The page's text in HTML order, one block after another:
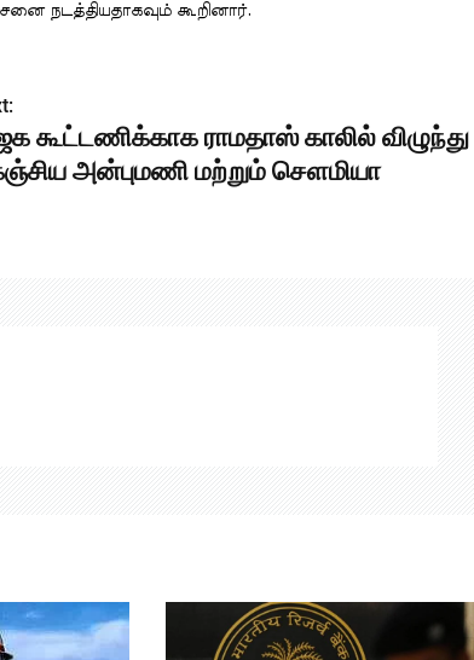
நடத்தியதாகவும் கூறினார்.
கூட்டணிக்காக ராமதாஸ் காலில் விழுந்து
அன்புமணி மற்றும் சௌமியா